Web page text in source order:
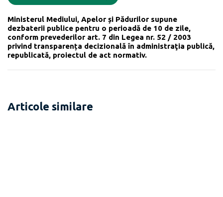
Ministerul Mediului, Apelor și Pădurilor supune
dezbaterii publice pentru o perioadă de 10 de zile,
conform prevederilor art. 7 din Legea nr. 52 / 2003
privind transparența decizională în administraţia publică,
republicată, proiectul de act normativ.
Articole similare